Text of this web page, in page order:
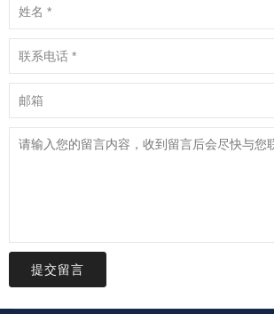
提交留言